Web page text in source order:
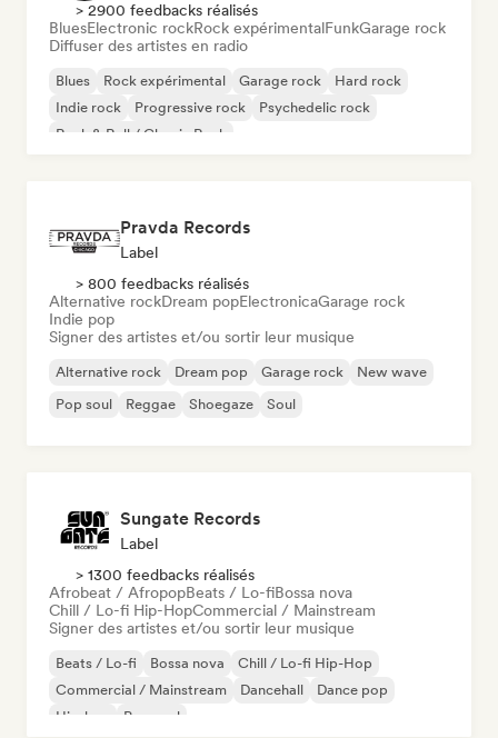
> 2900 feedbacks réalisés
BluesElectronic rockRock expérimentalFunkGarage rock
Diffuser des artistes en radio
Blues Rock expérimental Garage rock
Hard rock
Indie rock
Progressive rock
Psychedelic rock
Rock & Roll / Classic Rock
Pravda Records
Label
> 800 feedbacks réalisés
Alternative rockDream popElectronicaGarage rock
Indie pop
Signer des artistes et/ou sortir leur musique
Alternative rock Dream pop Garage rock
New wave
Pop soul
Reggae Shoegaze Soul
Sungate Records
Label
> 1300 feedbacks réalisés
Afrobeat / AfropopBeats / Lo-fiBossa nova
Chill / Lo-fi Hip-HopCommercial / Mainstream
Signer des artistes et/ou sortir leur musique
Beats / Lo-fi Bossa nova
Chill / Lo-fi Hip-Hop
Commercial / Mainstream
Dancehall
Dance pop
Hip-hop
Pop soul